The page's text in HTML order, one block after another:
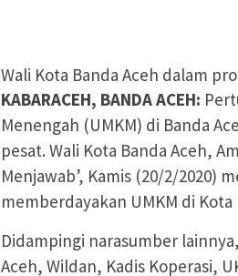
Wali Kota Banda Aceh dalam
KABARACEH, BANDA ACEH:
Menengah (UMKM) di Banda
pesat. Wali Kota Banda Aceh,
Menjawab’, Kamis (20/2/2020)
memberdayakan UMKM di Kota
Didampingi narasumber
Aceh, Wildan, Kadis Koperasi,